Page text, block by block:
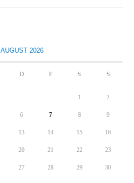
AUGUST 2026
D F S S
1 2
6 7 8 9
13 14 15 16
20 21 22 23
27 28 29 30